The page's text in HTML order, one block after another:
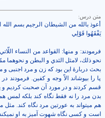
متن درس:
أعوذ بالله من الشیطان الرجیم بسم
يَفْقَهُوا قَوْلِي‏
فرمودند: و منها: القواعد من النساء
نحو ذلك، لامثل الثدي و البطن و نحوهما
بحث دربارۀ این بود که زن و مرد اجنبی و
پا را بپوشاند الاّ وجه و کفین.
قسم کردند و در مورد آن صحبت کردیم و
بدن مرد را نه فقط نگاه کند بلکه لمس
هم می­تواند به عورتین مرد نگاه کند. مثل
است و کسی نگاه شهوت آمیز به او